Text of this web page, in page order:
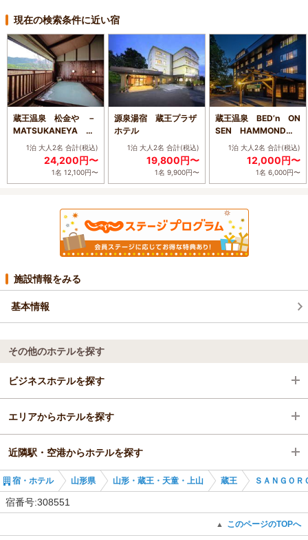
現在の検索条件に近い宿
蔵王温泉 松金や －
MATSUKANEYA AN
NEX－1泊 大人2名 合計(税込)
24,200円〜
1名 12,100円〜
源泉湯宿 蔵王プラザ
ホテル
1泊 大人2名 合計(税込)
19,800円〜
1名 9,900円〜
蔵王温泉 BED’n ON
SEN HAMMOND -
ハモンド -
1泊 大人2名 合計(税込)
12,000円〜
1名 6,000円〜
施設情報をみる
基本情報
その他のホテルを探す
ビジネスホテルを探す
山形県
山形・蔵王・天童・上山
蔵王
エリアからホテルを探す
山形県
山形・蔵王・天童・上山
近隣駅・空港からホテルを探す
蔵王駅
宿・ホテル 山形県 山形・蔵王・天童・上山 蔵王 ＳＡＮＧＯ
宿番号:308551
▲ このページのTOPへ